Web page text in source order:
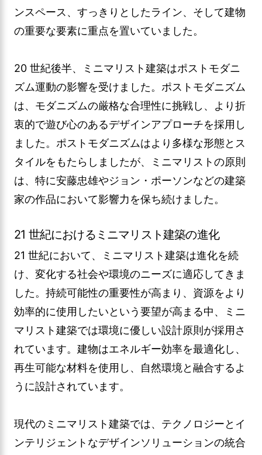
ンスペース、すっきりとしたライン、そして建物
の重要な要素に重点を置いていました。
20 世紀後半、ミニマリスト建築はポストモダニ
ズム運動の影響を受けました。ポストモダニズム
は、モダニズムの厳格な合理性に挑戦し、より折
衷的で遊び心のあるデザインアプローチを採用し
ました。ポストモダニズムはより多様な形態とス
タイルをもたらしましたが、ミニマリストの原則
は、特に安藤忠雄やジョン・ポーソンなどの建築
家の作品において影響力を保ち続けました。
21 世紀におけるミニマリスト建築の進化
21 世紀において、ミニマリスト建築は進化を続
け、変化する社会や環境のニーズに適応してきま
した。持続可能性の重要性が高まり、資源をより
効率的に使用したいという要望が高まる中、ミニ
マリスト建築では環境に優しい設計原則が採用さ
れています。建物はエネルギー効率を最適化し、
再生可能な材料を使用し、自然環境と融合するよ
うに設計されています。
現代のミニマリスト建築では、テクノロジーとイ
ンテリジェントなデザインソリューションの統合